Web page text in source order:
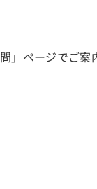
」ページでご案